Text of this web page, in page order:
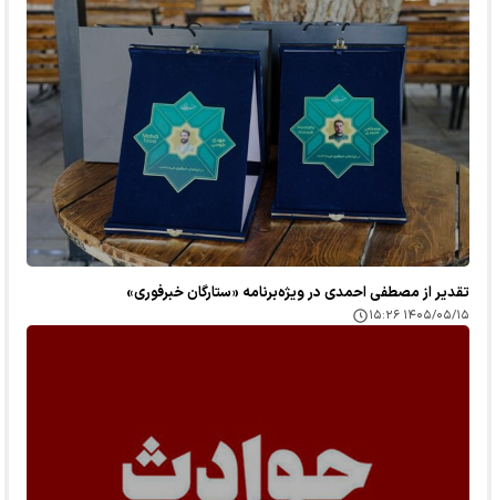
تقدیر از مصطفی احمدی در ویژه‌برنامه «ستارگان خبرفوری»
۱۴۰۵/۰۵/۱۵ ۱۵:۲۶